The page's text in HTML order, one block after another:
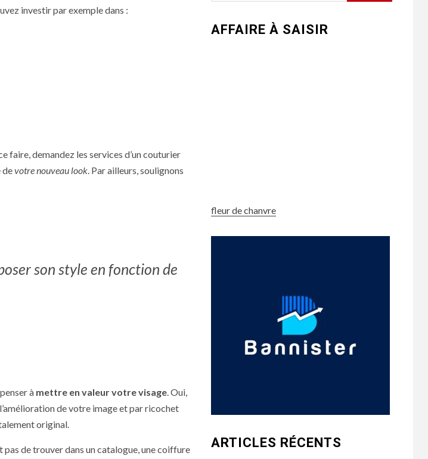
investir par exemple dans :
faire, demandez les services d’un couturier
devotre nouveau look. Par ailleurs, soulignons
son style en fonction de
à mettre en valeur votre visage. Oui,
de votre image et par ricochet
original.
de trouver dans un catalogue, une coiffure
AFFAIRE À SAISIR
fleur de chanvre
ARTICLES RÉCENTS